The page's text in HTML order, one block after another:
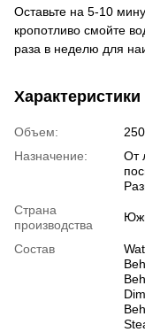
Оставьте на 5-10
кропотливо смойте
раза в неделю для
Характеристики
Объем:
Назначение:
От
Страна
производства
Состав